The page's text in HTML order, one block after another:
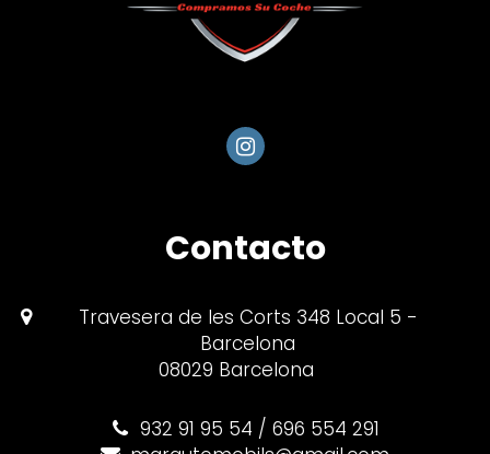
Contacto
Travesera de les Corts 348 Local 5 -
Barcelona
08029 Barcelona
932 91 95 54 / 696 554 291